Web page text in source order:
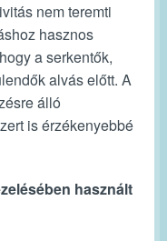
nem teremti
hasznos
a serkentők,
alvás előtt. A
álló
is érzékenyebbé
használt